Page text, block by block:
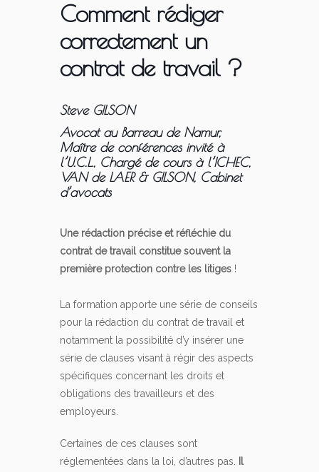
Comment rédiger
correctement un
contrat de travail ?
Steve GILSON
Avocat au Barreau de Namur,
Maître de conférences invité à
l’U.C.L., Chargé de cours à l’ICHEC,
VAN de LAER & GILSON, Cabinet
d’avocats
Une rédaction précise et réfléchie du
contrat de travail constitue souvent la
première protection contre les litiges !
La formation apporte une série de conseils
pour la rédaction du contrat de travail et
notamment la possibilité d’y insérer une
série de clauses visant à régir des aspects
spécifiques concernant les droits et
obligations des travailleurs et des
employeurs.
Certaines de ces clauses sont
réglementées dans la loi, d’autres pas.
Il